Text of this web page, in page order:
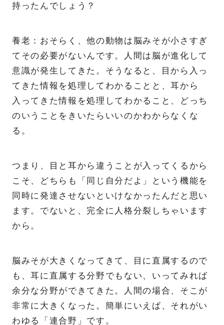
持ったんでしょう？
養老：おそらく、他の動物は脳みそが小さすぎ
てその必要がないんです。人間は脳が進化して
意識が発生してきた。そうなると、目から入っ
てきた情報を処理してわかることと、耳から
入ってきた情報を処理してわかること、どっち
のいうことをきいたらいいのかわからなくな
る。
つまり、目と耳から違うことが入ってくるから
こそ、どちらも「同じ自分だよ」という機能を
同時に発達させないといけなかったんだと思い
ます。でないと、完全に人格分裂しちゃいます
から。
脳みそが大きくなってきて、目に直属するので
も、耳に直属する分野でもない、いってみれば
余分な分野ができてきた。人間の場合、そこが
非常に大きくなった。簡単にいえば、それがい
わゆる「連合野」です。